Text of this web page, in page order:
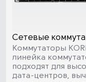
Сетевые
Коммутаторы
линейка
подходят для
дата-центров,